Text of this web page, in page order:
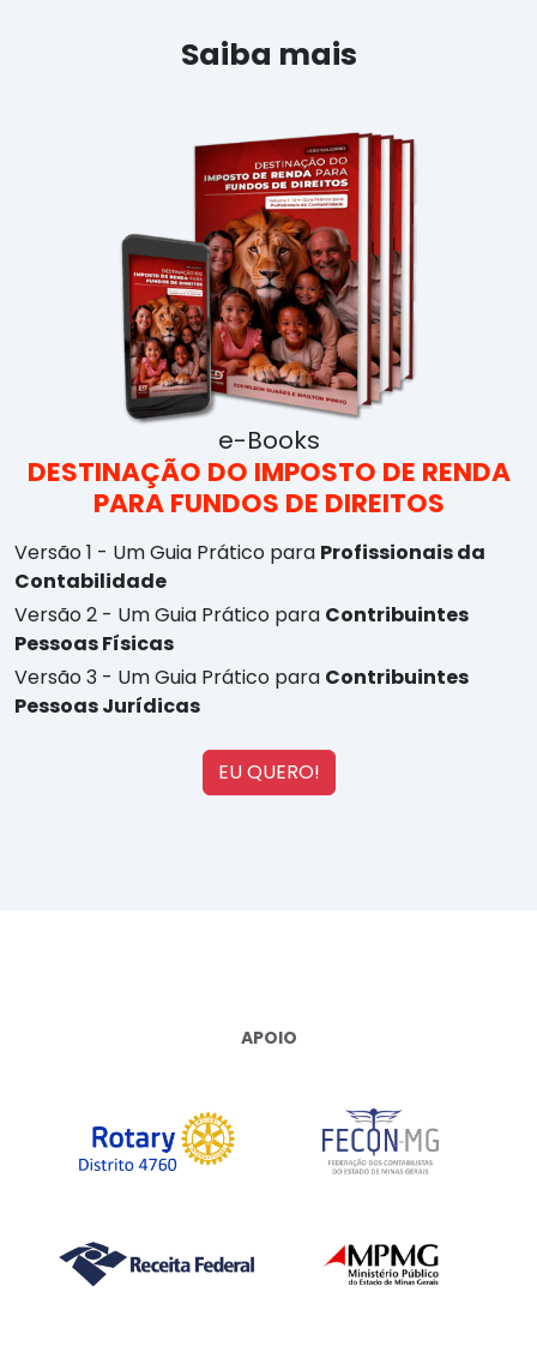
Saiba mais
e-Books
DESTINAÇÃO DO IMPOSTO DE RENDA
PARAFUNDOS DE DIREITOS
Versão 1 - Um Guia Prático para Profissionais da
Contabilidade
Versão 2 - Um Guia Prático para Contribuintes
Pessoas Físicas
Versão 3 - Um Guia Prático para Contribuintes
Pessoas Jurídicas
EU QUERO!
APOIO